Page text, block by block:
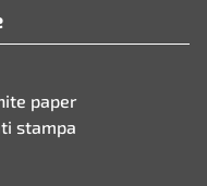
paper
stampa